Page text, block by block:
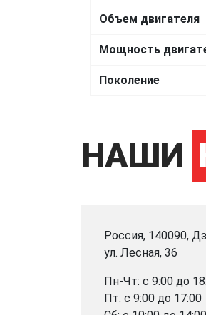
Объем двигателя
Мощность
Поколение
НАШИ
Россия, 140090,
ул. Лесная, 36
Пн-Чт: с 9:00 до
Пт: с 9:00 до 17:00